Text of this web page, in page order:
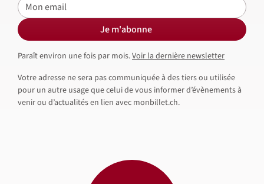
Je m'abonne
Paraît environ une fois par mois.Voir la dernière newsletter
Votre adresse ne sera pas communiquée à des tiers ou utilisée
pour un autre usage que celui de vous informer d’évènements à
venir ou d’actualités en lien avec monbillet.ch.